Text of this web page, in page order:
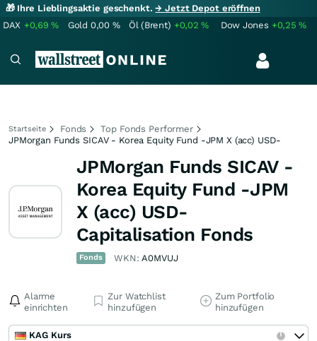
🎁 Ihre Lieblingsaktie geschenkt.→ Jetzt Depot eröffnen
DAX +0,69% Gold 0,00 % Öl (Brent) +0,02% Dow Jones +0,25%
Startseite Fonds
Top Fonds Performer
JPMorgan Funds SICAV - Korea Equity Fund -JPM X (acc) USD-
JPMorgan Funds SICAV -
Korea Equity Fund -JPM
X (acc) USD-
Capitalisation Fonds
Fonds WKN:A0MVUJ
Alarme
einrichten
Zur Watchlist
hinzufügen
Zum Portfolio
hinzufügen
KAG Kurs